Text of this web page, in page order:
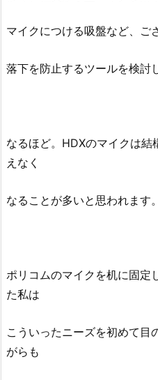
マイクにつける吸盤など、ご
落下を防止するツールを検討
なるほど。HDXのマイクは
えなく
なることが多いと思われます。
ポリコムのマイクを机に固定
た私は
こういったニーズを初めて目
がらも